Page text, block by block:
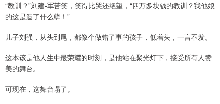
“教训？”刘建-军苦笑，笑得比哭还绝望，“四万多块钱的教训？我他娘
的这是造了什么孽！”
儿子刘强，从头到尾，都像个做错了事的孩子，低着头，一言不发。
这本该是他人生中最荣耀的时刻，是他站在聚光灯下，接受所有人赞
美的舞台。
可现在，这舞台塌了。